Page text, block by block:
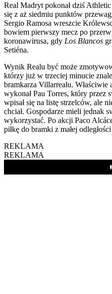
Real Madryt pokonał dziś
się z aż siedmiu punktów
Sergio Ramosa wreszcie
bowiem pierwszy mecz po
koronawirusa, gdy Los Blancos
Setiéna.
Wynik Realu być może
którzy już w trzeciej minucie
bramkarza Villarrealu. Właściwie
wykonał Pau Torres, który przez
wpisał się na listę strzelców, ale
chciał. Gospodarze mieli jednak
wykorzystać. Po akcji Paco
piłkę do bramki z małej
REKLAMA
REKLAMA